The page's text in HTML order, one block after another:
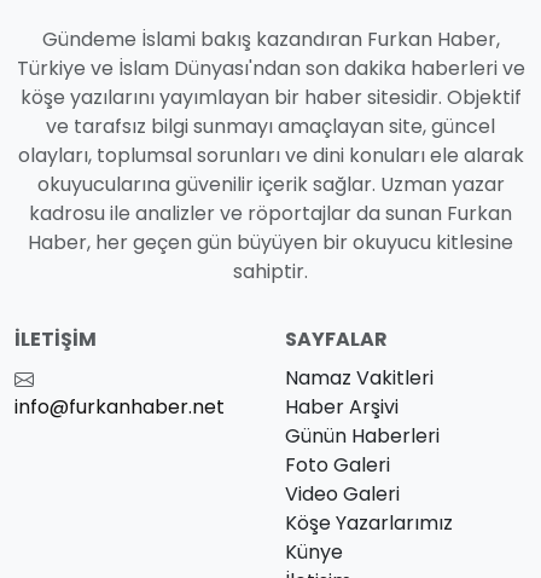
Gündeme İslami bakış kazandıran Furkan Haber,
Türkiye ve İslam Dünyası'ndan son dakika haberleri ve
köşe yazılarını yayımlayan bir haber sitesidir. Objektif
ve tarafsız bilgi sunmayı amaçlayan site, güncel
olayları, toplumsal sorunları ve dini konuları ele alarak
okuyucularına güvenilir içerik sağlar. Uzman yazar
kadrosu ile analizler ve röportajlar da sunan Furkan
Haber, her geçen gün büyüyen bir okuyucu kitlesine
sahiptir.
İLETIŞIM
info@furkanhaber.net
SAYFALAR
Namaz Vakitleri
Haber Arşivi
Günün Haberleri
Foto Galeri
Video Galeri
Köşe Yazarlarımız
Künye